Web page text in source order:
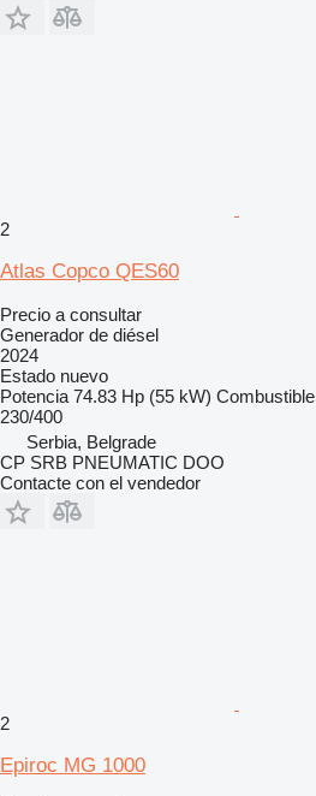
2
Atlas Copco QES60
Precio a consultar
Generador de diésel
2024
Estado nuevo
Potencia 74.83 Hp (55 kW) Combustible
230/400
Serbia, Belgrade
CP SRB PNEUMATIC DOO
Contacte con el vendedor
2
Epiroc MG 1000